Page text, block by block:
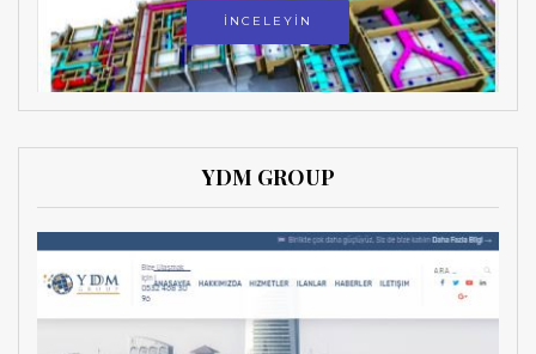
İNCELEYİN
YDM GROUP